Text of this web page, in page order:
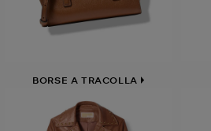
BORSE A TRACOLLA